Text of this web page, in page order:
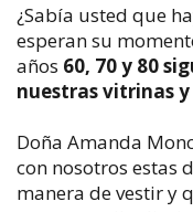
¿Sabía usted que
esperan su
años 60, 70 y 80
nuestras vitrinas y
Doña Amanda
con nosotros estas
manera de vestir y